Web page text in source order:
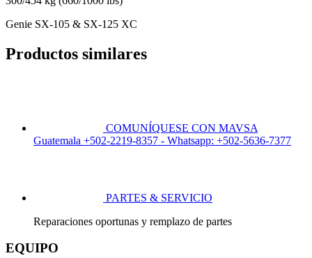
Genie SX-105 & SX-125 XC
Productos similares
COMUNÍQUESE CON MAVSA
Guatemala +502-2219-8357 - Whatsapp: +502-5636-7377
PARTES & SERVICIO
Reparaciones oportunas y remplazo de partes
EQUIPO